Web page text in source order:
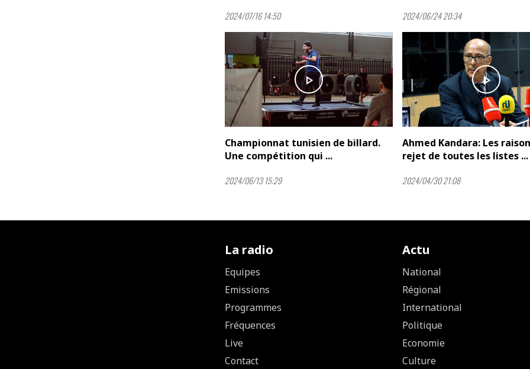
2024/07/16 14:50 2024/06/24 20:34
play_arrow
Championnat tunisien de billard.
Une compétition qui ...
2024/06/13 15:29
play_arrow
Ahmed Kandara: Les
rejet de toutes les listes ...
2024/04/30 21:08
La radio
Equipes
Emissions
Programmes
Fréquences
Live
Contact
Actu
National
Régional
International
Politique
Economie
Culture